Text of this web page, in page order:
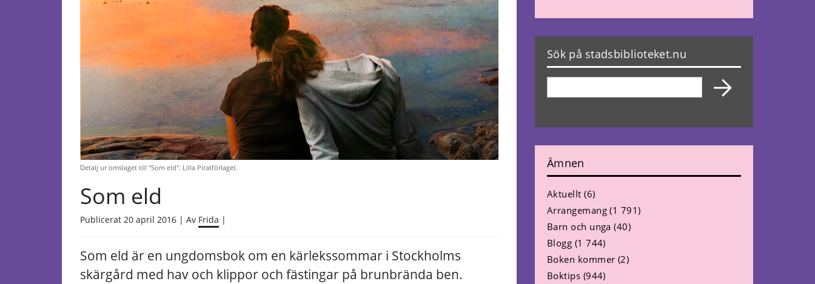
Detalj ur omslaget till "Som eld". Lilla Piratförlaget.
Som eld
Publicerat 20 april 2016 | Av Frida |
Som eld är en ungdomsbok om en kärlekssommar i Stockholms
skärgård med hav och klippor och fästingar på brunbrända ben.
Sök på stadsbiblioteket.nu
Ämnen
Aktuellt (6)
Arrangemang(1 791)
Barn och unga (40)
Blogg (1 744)
Boken kommer (2)
Boktips (944)